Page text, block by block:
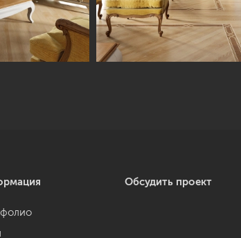
Обсудить проект